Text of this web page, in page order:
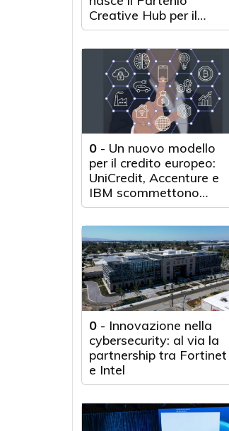
Creative Hub per il
rilancio del territorio
0 - Un nuovo modello
per il credito europeo:
UniCredit, Accenture e
IBM scommettono
sull'innovazione
tecnologica
0 - Innovazione nella
cybersecurity: al via la
partnership tra Fortinet
e Intel